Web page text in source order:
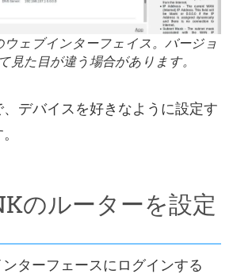
ウェブインターフェイス。バージョ
見た目が違う場合があります。
、デバイスを好きなように設定す
のルーターを設定
ターフェースにログインする